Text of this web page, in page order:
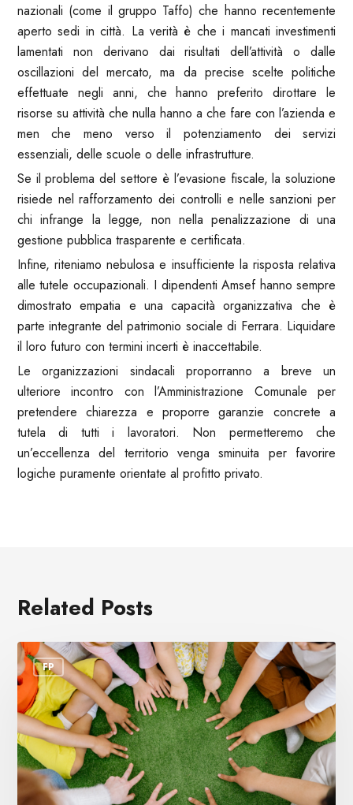
nazionali (come il gruppo Taffo) che hanno recentemente
aperto sedi in città. La verità è che i mancati investimenti
lamentati non derivano dai risultati dell’attività o dalle
oscillazioni del mercato, ma da precise scelte politiche
effettuate negli anni, che hanno preferito dirottare le
risorse su attività che nulla hanno a che fare con l’azienda e
men che meno verso il potenziamento dei servizi
essenziali, delle scuole o delle infrastrutture.
Se il problema del settore è l’evasione fiscale, la soluzione
risiede nel rafforzamento dei controlli e nelle sanzioni per
chi infrange la legge, non nella penalizzazione di una
gestione pubblica trasparente e certificata.
Infine, riteniamo nebulosa e insufficiente la risposta relativa
alle tutele occupazionali. I dipendenti Amsef hanno sempre
dimostrato empatia e una capacità organizzativa che è
parte integrante del patrimonio sociale di Ferrara. Liquidare
il loro futuro con termini incerti è inaccettabile.
Le organizzazioni sindacali proporranno a breve un
ulteriore incontro con l’Amministrazione Comunale per
pretendere chiarezza e proporre garanzie concrete a
tutela di tutti i lavoratori. Non permetteremo che
un’eccellenza del territorio venga sminuita per favorire
logiche puramente orientate al profitto privato.
Related Posts
FP
Caldo
nei
servizi
educativi:
basta
rincorrere
le
emergenze.